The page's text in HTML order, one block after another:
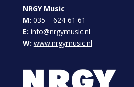
NRGY Music
M: 035 – 624 61 61
E: info@nrgymusic.nl
W: www.nrgymusic.nl